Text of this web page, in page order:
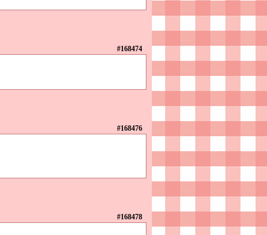
#168474
#168476
#168478